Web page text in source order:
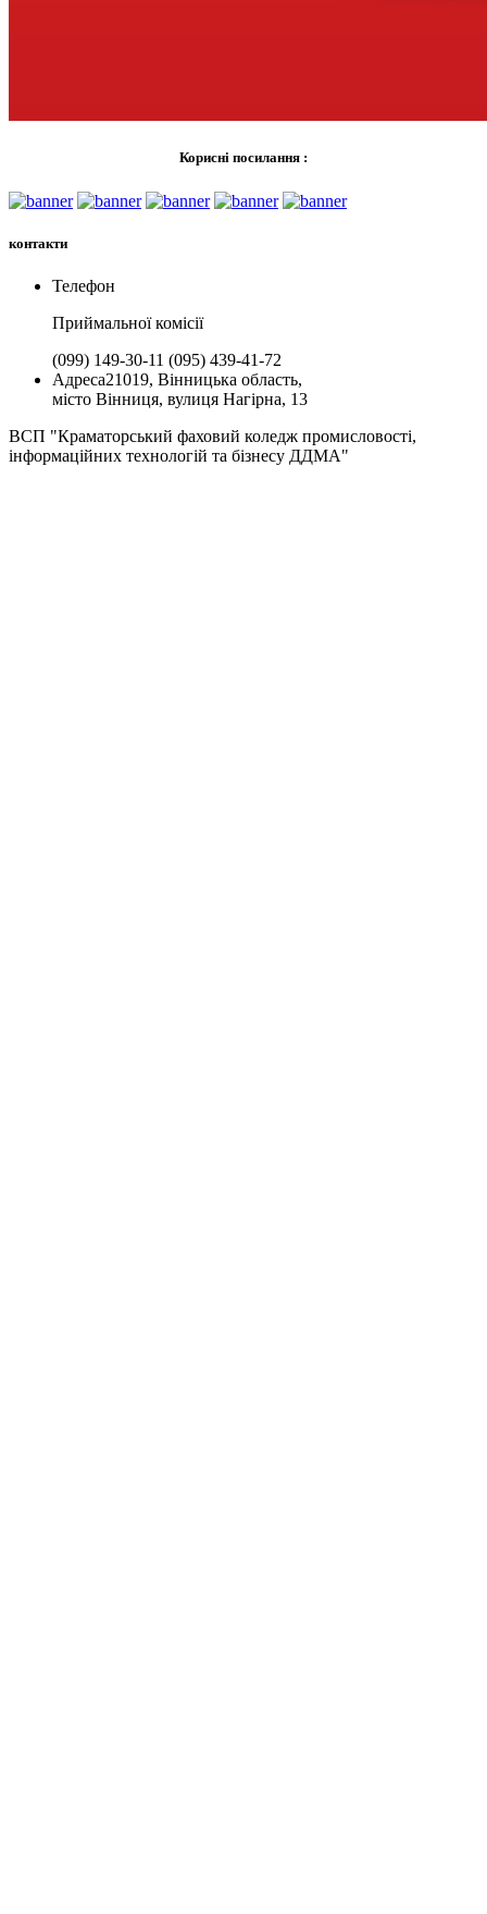
Корисні посилання :
контакти
Телефон
Приймальної комiсії
(099) 149-30-11 (095) 439-41-72
Адреса21019, Вінницька область,
місто Вінниця, вулиця Нагірна, 13
ВСП "Краматорський фаховий коледж промисловості,
інформаційних технологій та бізнесу ДДМА"